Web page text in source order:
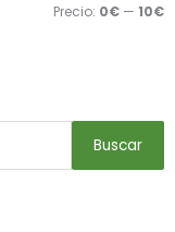
Precio: 0€ — 10€
Buscar